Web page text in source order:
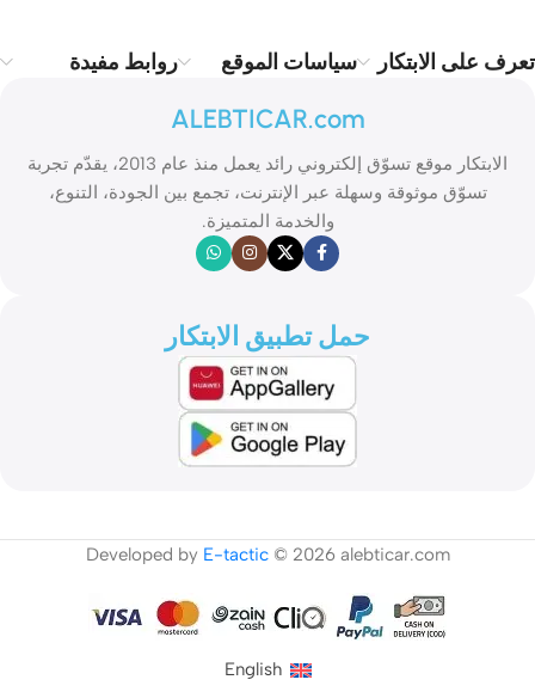
تعرف على الابتكار سياسات الموقع روابط مفيدة
ALEBTICAR.com
الابتكار موقع تسوّق إلكتروني رائد يعمل منذ عام 2013، يقدّم تجربة
تسوّق موثوقة وسهلة عبر الإنترنت، تجمع بين الجودة، التنوع،
والخدمة المتميزة.
حمل تطبيق الابتكار
Developed by E-tactic© 2026 alebticar.com
English